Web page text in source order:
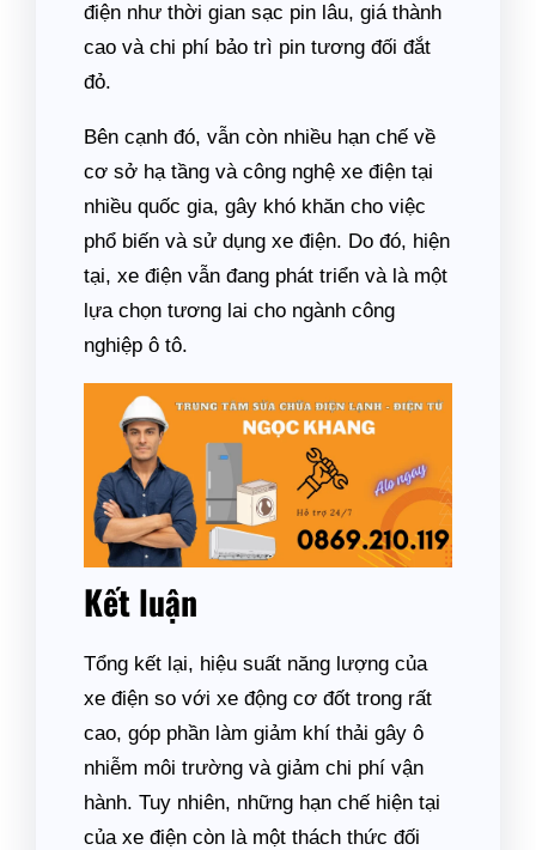
điện như thời gian sạc pin lâu, giá thành
cao và chi phí bảo trì pin tương đối đắt
đỏ.
Bên cạnh đó, vẫn còn nhiều hạn chế về
cơ sở hạ tầng và công nghệ xe điện tại
nhiều quốc gia, gây khó khăn cho việc
phổ biến và sử dụng xe điện. Do đó, hiện
tại, xe điện vẫn đang phát triển và là một
lựa chọn tương lai cho ngành công
nghiệp ô tô.
Kết luận
Tổng kết lại, hiệu suất năng lượng của
xe điện so với xe động cơ đốt trong rất
cao, góp phần làm giảm khí thải gây ô
nhiễm môi trường và giảm chi phí vận
hành. Tuy nhiên, những hạn chế hiện tại
của xe điện còn là một thách thức đối